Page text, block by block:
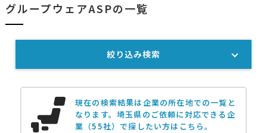
グループウェアASPの一覧
現在の検索結果は企業の所在地での一覧と
なります。埼玉県のご依頼に対応できる企
業（55社）で探したい方はこちら。
絞り込み検索